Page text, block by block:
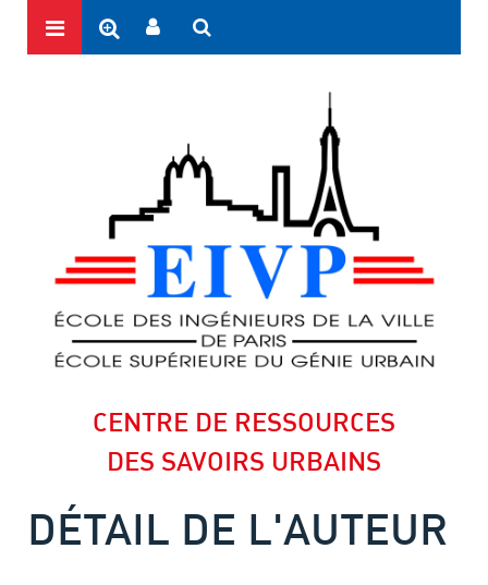
CENTRE DE RESSOURCES
DES SAVOIRS URBAINS
DÉTAIL DE L'AUTEUR